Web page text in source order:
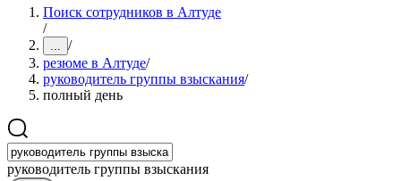
Поиск сотрудников в Алтуде
/
... /
резюме в Алтуде/
руководитель группы взыскания/
полный день
руководитель группы взыскания